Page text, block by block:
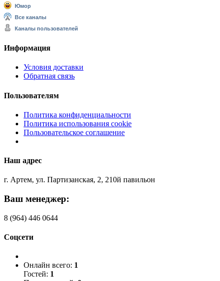
Юмор
Все каналы
Каналы пользователей
Информация
Условия доставки
Обратная связь
Пользователям
Политика конфиденциальности
Политика использования cookie
Пользовательское соглашение
Наш адрес
г. Артем, ул. Партизанская, 2, 210й павильон
Ваш менеджер:
8 (964) 446 0644
Соцсети
Онлайн всего: 1
Гостей: 1